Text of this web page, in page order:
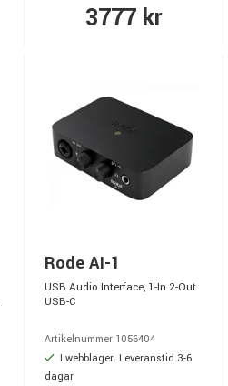
3777 kr
Rode AI-1
USB Audio Interface, 1-In 2-Out
USB-C
Artikelnummer 1056404
I webblager. Leveranstid 3-6
dagar